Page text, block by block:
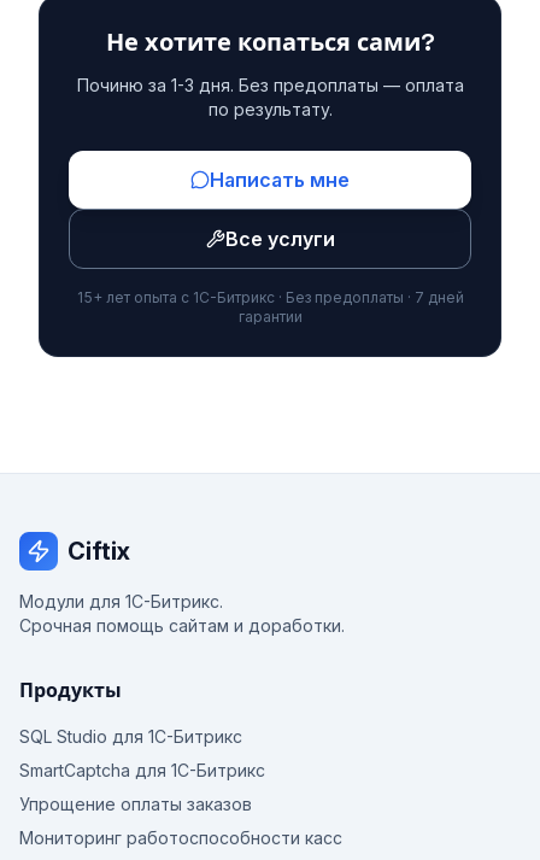
Не хотите копаться сами?
Починю за 1-3 дня. Без предоплаты — оплата
по результату.
Написать мне
Все услуги
15+ лет опыта с 1С-Битрикс · Без предоплаты · 7 дней
гарантии
Ciftix
Модули для 1С-Битрикс.
Срочная помощь сайтам и доработки.
Продукты
SQL Studio для 1С-Битрикс
SmartCaptcha для 1С-Битрикс
Упрощение оплаты заказов
Мониторинг работоспособности касс